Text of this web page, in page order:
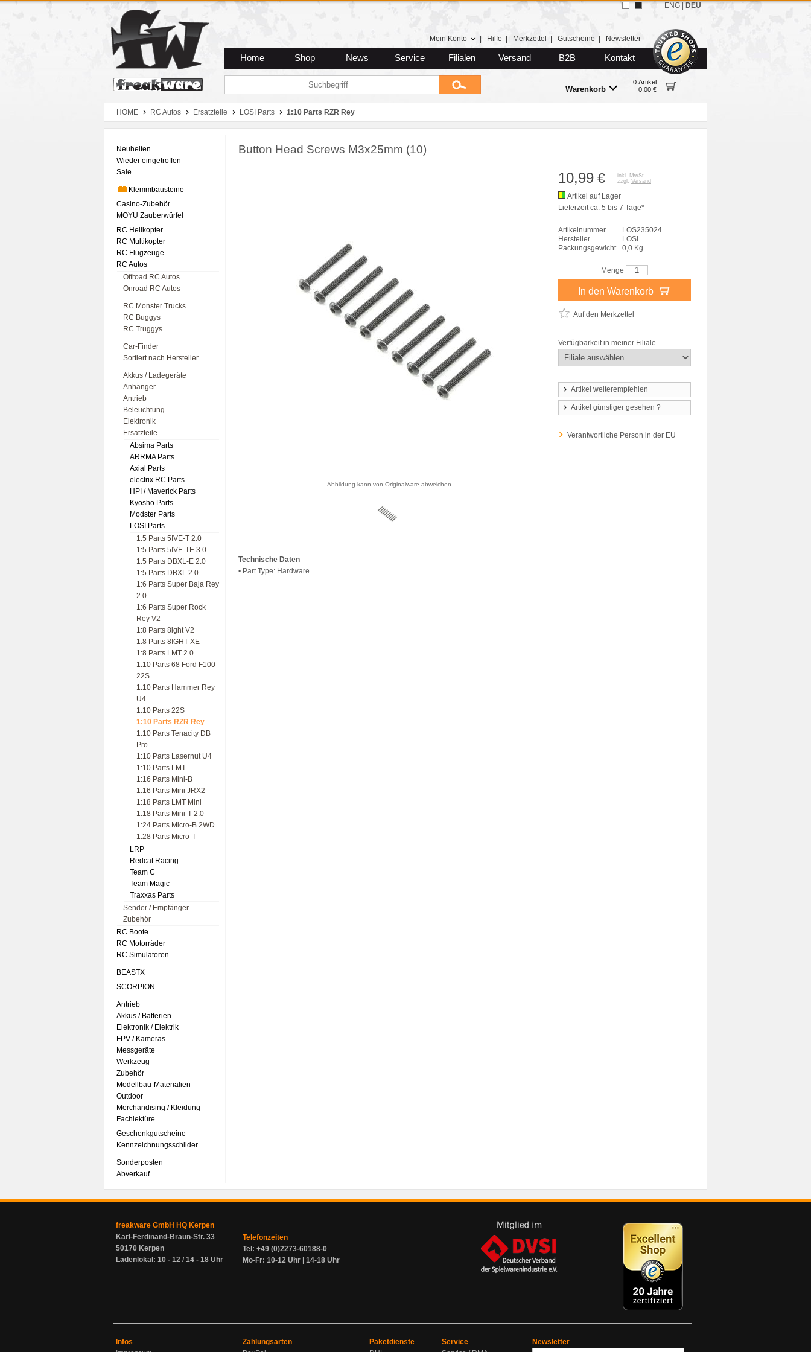
Zum Hauptmenue
Zum Seiteninhalt
Zum Warenkob
Mein Konto Hilfe Merkzettel Gutscheine Newsletter
Home Shop News Service Filialen Versand B2B Kontakt
Warenkorb
0 Artikel
0,00 €
ENG DEU
HOME RC Autos Ersatzteile LOSI Parts 1:10 Parts RZR Rey
Neuheiten
Wieder eingetroffen
Sale
Klemmbausteine
Casino-Zubehör
MOYU Zauberwürfel
RC Helikopter
RC Multikopter
RC Flugzeuge
RC Autos
Offroad RC Autos
Onroad RC Autos
RC Monster Trucks
RC Buggys
RC Truggys
Car-Finder
Sortiert nach Hersteller
Akkus / Ladegeräte
Anhänger
Antrieb
Beleuchtung
Elektronik
Ersatzteile
Absima Parts
ARRMA Parts
Axial Parts
electrix RC Parts
HPI / Maverick Parts
Kyosho Parts
Modster Parts
LOSI Parts
1:5 Parts 5IVE-T 2.0
1:5 Parts 5IVE-TE 3.0
1:5 Parts DBXL-E 2.0
1:5 Parts DBXL 2.0
1:6 Parts Super Baja Rey
2.0
1:6 Parts Super Rock
Rey V2
1:8 Parts 8ight V2
1:8 Parts 8IGHT-XE
1:8 Parts LMT 2.0
1:10 Parts 68 Ford F100
22S
1:10 Parts Hammer Rey
U4
1:10 Parts 22S
1:10 Parts RZR Rey
1:10 Parts Tenacity DB
Pro
1:10 Parts Lasernut U4
1:10 Parts LMT
1:16 Parts Mini-B
1:16 Parts Mini JRX2
1:18 Parts LMT Mini
1:18 Parts Mini-T 2.0
1:24 Parts Micro-B 2WD
1:28 Parts Micro-T
LRP
Redcat Racing
Team C
Team Magic
Traxxas Parts
Sender / Empfänger
Zubehör
RC Boote
RC Motorräder
RC Simulatoren
BEASTX
SCORPION
Antrieb
Akkus / Batterien
Elektronik / Elektrik
FPV / Kameras
Messgeräte
Werkzeug
Zubehör
Modellbau-Materialien
Outdoor
Merchandising / Kleidung
Fachlektüre
Geschenkgutscheine
Kennzeichnungsschilder
Sonderposten
Abverkauf
Button Head Screws M3x25mm (10)
Abbildung kann von Originalware abweichen
Technische Daten
• Part Type: Hardware
10,99 €
inkl. MwSt.
zzgl. Versand
Artikel auf Lager
Lieferzeit ca. 5 bis 7 Tage*
Artikelnummer
LOS235024
Hersteller
LOSI
Packungsgewicht
0,0 Kg
Menge
In den Warenkorb
Auf den Merkzettel
Verfügbarkeit in meiner Filiale
Artikel weiterempfehlen
Artikel günstiger gesehen ?
Verantwortliche Person in der EU
freakware GmbH HQ Kerpen
Karl-Ferdinand-Braun-Str. 33
50170 Kerpen
Ladenlokal: 10 - 12 / 14 - 18 Uhr
Telefonzeiten
Tel: +49 (0)2273-60188-0
Mo-Fr: 10-12 Uhr | 14-18 Uhr
Infos
Zahlungsarten
Paketdienste
Service
Newsletter